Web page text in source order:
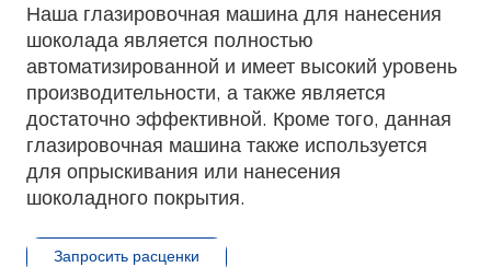
Наша глазировочная машина для нанесения
шоколада является полностью
автоматизированной и имеет высокий уровень
производительности, а также является
достаточно эффективной. Кроме того, данная
глазировочная машина также используется
для опрыскивания или нанесения
шоколадного покрытия.
Запросить расценки